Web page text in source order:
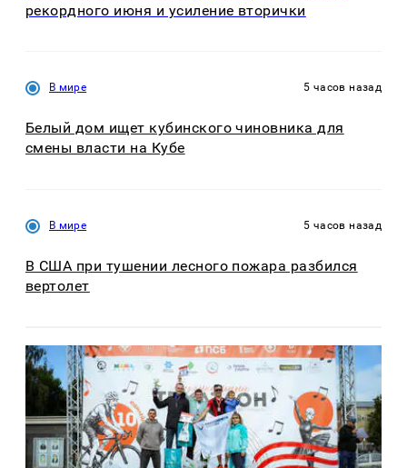
рекордного июня и усиление вторички
В мире 5 часов назад
Белый дом ищет кубинского чиновника для
смены власти на Кубе
В мире 5 часов назад
В США при тушении лесного пожара разбился
вертолет